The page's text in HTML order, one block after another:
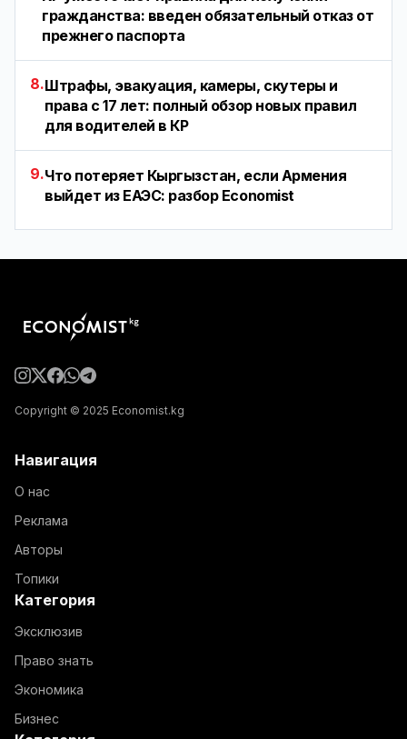
гражданства: введен обязательный отказ от
прежнего паспорта
8.Штрафы, эвакуация, камеры, скутеры и
права с 17 лет: полный обзор новых правил
для водителей в КР
9.Что потеряет Кыргызстан, если Армения
выйдет из ЕАЭС: разбор Economist
Copyright © 2025 Economist.kg
Навигация
О нас
Реклама
Авторы
Топики
Категория
Эксклюзив
Право знать
Экономика
Бизнес